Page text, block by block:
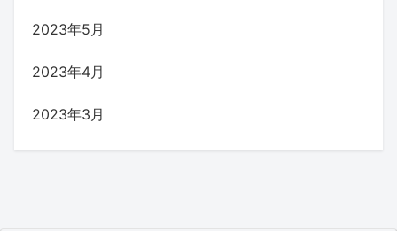
2023年5月
2023年4月
2023年3月